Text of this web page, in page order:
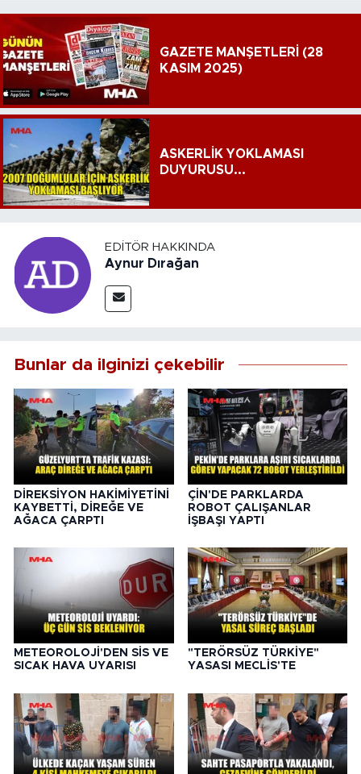
GAZETE MANŞETLERİ (28
KASIM 2025)
ASKERLİK YOKLAMASI
DUYURUSU...
EDITÖR HAKKINDA
Aynur Dırağan
Bunlar da ilginizi çekebilir
DİREKSİYON HAKİMİYETİNİ
KAYBETTİ, DİREĞE VE
AĞACA ÇARPTI
ÇİN'DE PARKLARDA
ROBOT ÇALIŞANLAR
İŞBAŞI YAPTI
METEOROLOJİ'DEN SİS VE
SICAK HAVA UYARISI
"TERÖRSÜZ TÜRKİYE"
YASASI MECLİS'TE